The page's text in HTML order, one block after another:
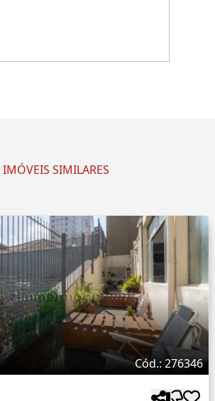
IMÓVEIS SIMILARES
Cód.: 276346